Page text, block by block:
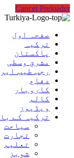
Cancel Preloader
صفحہ اول
ترکیہ
پاکستان
مشرق وسطی
رجب طیب
دفاع
کاروبار
کالم
ویڈیوز
ترکیہ کے
سیاحت
تجارت
تعلیم
شوبز